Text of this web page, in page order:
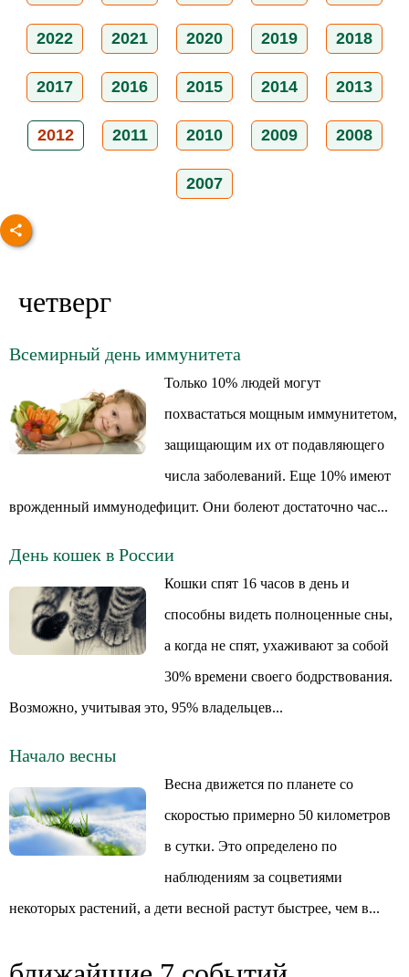
2022 2021 2020 2019 2018
2017 2016 2015 2014 2013
2012 2011 2010 2009 2008
2007
четверг
Всемирный день иммунитета
Только 10% людей могут
похвастаться мощным иммунитетом,
защищающим их от подавляющего
числа заболеваний. Еще 10% имеют
врожденный иммунодефицит. Они болеют достаточно час...
День кошек в России
Кошки спят 16 часов в день и
способны видеть полноценные сны,
а когда не спят, ухаживают за собой
30% времени своего бодрствования.
Возможно, учитывая это, 95% владельцев...
Начало весны
Весна движется по планете со
скоростью примерно 50 километров
в сутки. Это определено по
наблюдениям за соцветиями
некоторых растений, а дети весной растут быстрее, чем в...